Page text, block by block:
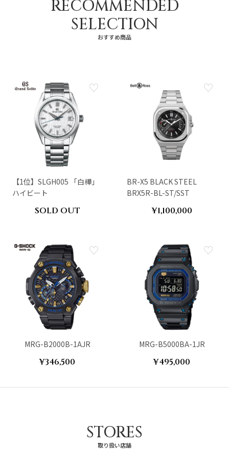
RECOMMENDED
SELECTION
おすすめ商品
【1位】SLGH005 「白樺」
ハイビート
SOLD OUT
BR-X5 BLACK STEEL
BRX5R-BL-ST/SST
¥1,100,000
MRG-B2000B-1AJR
¥346,500
MRG-B5000BA-1JR
¥495,000
STORES
取り扱い店舗